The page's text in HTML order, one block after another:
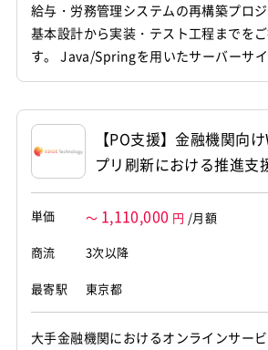
給与・労務管理システムの再構築プロジ
基本設計から実装・テスト工程までを
す。 Java/Springを用いたサーバーサ
装、およびモダンフロントエンド技術
ー双方の領域で能動的に立ち回れる方
・給与・労務管理システムにおける基
細設計および実装・...
【PO支援】金融機関向
プリ刷新における推進支
単価 ～ 1,110,000 円 /月額
商流
3次以降
最寄駅 東京都
大手金融機関におけるオンラインサー